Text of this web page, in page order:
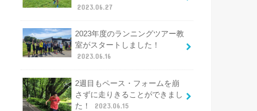
2023.06.27
2023年度のランニングツアー教
室がスタートしました！
2023.06.16
2週目もペース・フォームを崩
さずに走りきることができまし
た！
2023.06.15